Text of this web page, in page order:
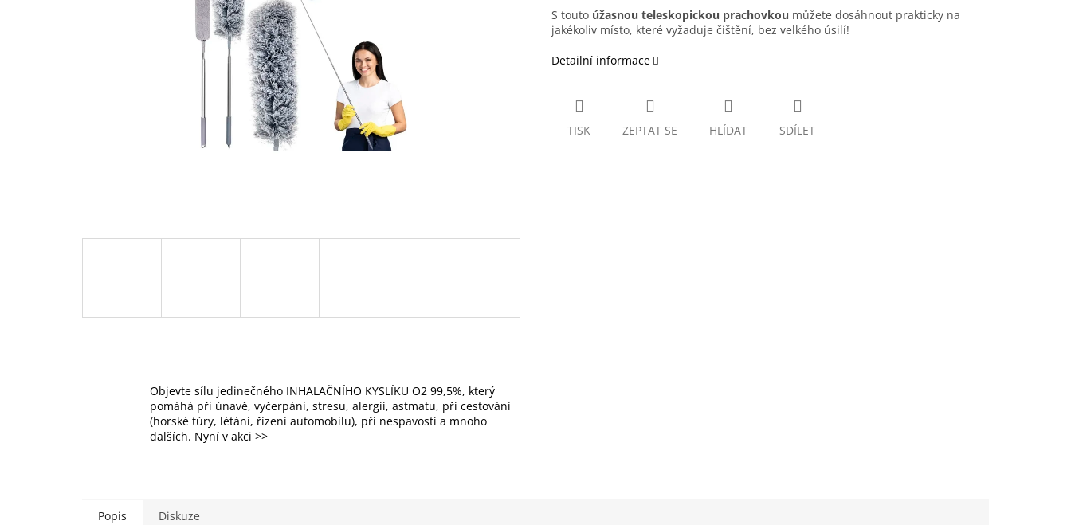
S touto úžasnou teleskopickou prachovkou můžete dosáhnout prakticky na
jakékoliv místo, které vyžaduje čištění, bez velkého úsilí!
Detailní informace
TISK ZEPTAT SE HLÍDAT SDÍLET
Objevte sílu jedinečného INHALAČNÍHO KYSLÍKU O2 99,5%, který
pomáhá při únavě, vyčerpání, stresu, alergii, astmatu, při cestování
(horské túry, létání, řízení automobilu), při nespavosti a mnoho
dalších. Nyní v akci >>
Popis Diskuze